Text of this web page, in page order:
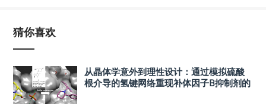
猜你喜欢
从晶体学意外到理性设计：通过模拟硫酸
根介导的氢键网络重现补体因子B抑制剂的